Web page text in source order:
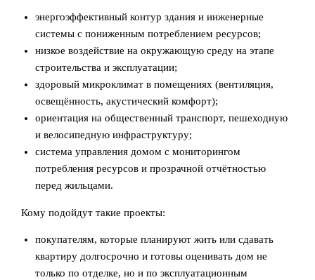
энергоэффективный контур здания и инженерные
системы с пониженным потреблением ресурсов;
низкое воздействие на окружающую среду на этапе
строительства и эксплуатации;
здоровый микроклимат в помещениях (вентиляция,
освещённость, акустический комфорт);
ориентация на общественный транспорт, пешеходную
и велосипедную инфраструктуру;
система управления домом с мониторингом
потребления ресурсов и прозрачной отчётностью
перед жильцами.
Кому подойдут такие проекты:
покупателям, которые планируют жить или сдавать
квартиру долгосрочно и готовы оценивать дом не
только по отделке, но и по эксплуатационным